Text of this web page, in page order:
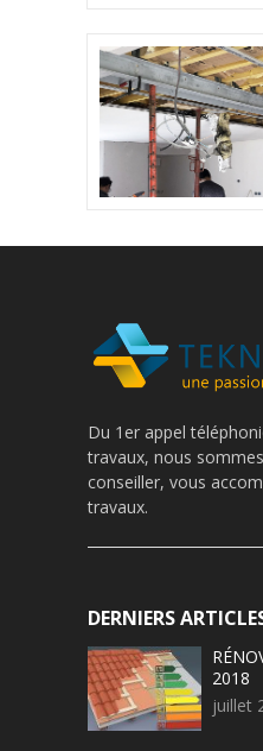
Du 1er appel
travaux, nous
conseiller, vous
travaux.
DERNIERS
2018
juillet